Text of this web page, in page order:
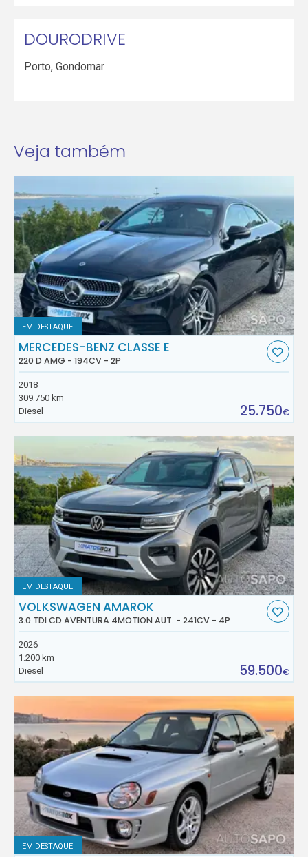
DOURODRIVE
Porto,Gondomar
Veja também
EM DESTAQUE
MERCEDES-BENZ CLASSE E
220 D AMG - 194CV - 2P
2018
309.750 km
Diesel
25.750€
EM DESTAQUE
VOLKSWAGEN AMAROK
3.0 TDI CD AVENTURA 4MOTION AUT. - 241CV - 4P
2026
1.200 km
Diesel
59.500€
EM DESTAQUE